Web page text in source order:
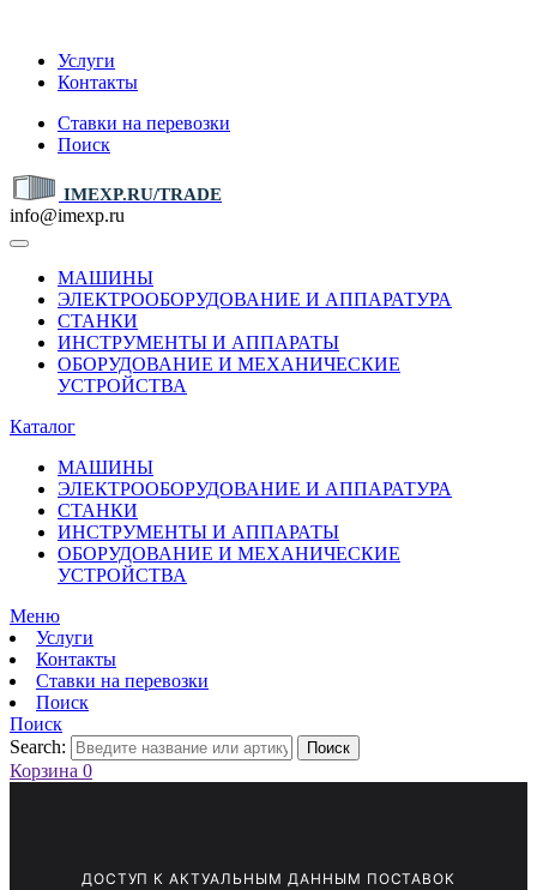
Услуги
Контакты
Ставки на перевозки
Поиск
IMEXP.RU/TRADE
info@imexp.ru
МАШИНЫ
ЭЛЕКТРООБОРУДОВАНИЕ И АППАРАТУРА
СТАНКИ
ИНСТРУМЕНТЫ И АППАРАТЫ
ОБОРУДОВАНИЕ И МЕХАНИЧЕСКИЕ
УСТРОЙСТВА
Каталог
МАШИНЫ
ЭЛЕКТРООБОРУДОВАНИЕ И АППАРАТУРА
СТАНКИ
ИНСТРУМЕНТЫ И АППАРАТЫ
ОБОРУДОВАНИЕ И МЕХАНИЧЕСКИЕ
УСТРОЙСТВА
Меню
Услуги
Контакты
Ставки на перевозки
Поиск
Поиск
Search:
Поиск
Корзина 0
ДОСТУП К АКТУАЛЬНЫМ ДАННЫМ ПОСТАВОК